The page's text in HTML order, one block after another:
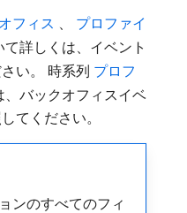
フィス 、
​ プロファイ
詳しくは、イベント
い。 時系列 ​ プロフ
、バックオフィスイベ
てください。
ンのすべてのフィ